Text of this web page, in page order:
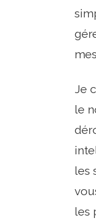
Je
le
les
les